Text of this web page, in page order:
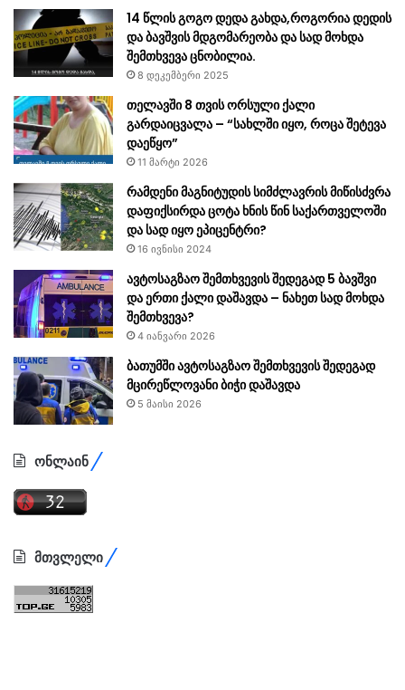
14 წლის გოგო დედა გახდა,როგორია დედის
და ბავშვის მდგომარეობა და სად მოხდა
შემთხვევა ცნობილია.
8 დეკემბერი 2025
თელავში 8 თვის ორსული ქალი
გარდაიცვალა – “სახლში იყო, როცა შეტევა
დაეწყო”
11 მარტი 2026
რამდენი მაგნიტუდის სიმძლავრის მიწისძვრა
დაფიქსირდა ცოტა ხნის წინ საქართველოში
და სად იყო ეპიცენტრი?
16 ივნისი 2024
ავტოსაგზაო შემთხვევის შედეგად 5 ბავშვი
და ერთი ქალი დაშავდა – ნახეთ სად მოხდა
შემთხვევა?
4 იანვარი 2026
ბათუმში ავტოსაგზაო შემთხვევის შედეგად
მცირეწლოვანი ბიჭი დაშავდა
5 მაისი 2026
ონლაინ
მთვლელი